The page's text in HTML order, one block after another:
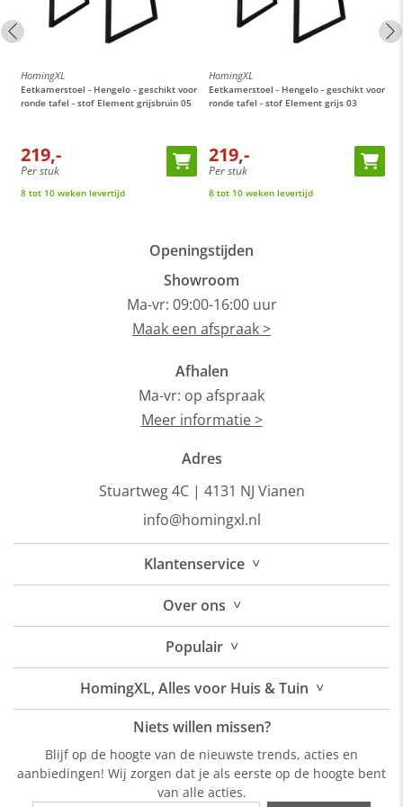
HomingXL
Eetkamerstoel - Hengelo - geschikt voor
ronde tafel - stof Element grijsbruin 05
219,-
Per stuk
8 tot 10 weken levertijd
HomingXL
Eetkamerstoel - Hengelo - geschikt voor
ronde tafel - stof Element grijs 03
219,-
Per stuk
8 tot 10 weken levertijd
Openingstijden
Showroom
Ma-vr: 09:00-16:00 uur
Maak een afspraak >
Afhalen
Ma-vr: op afspraak
Meer informatie >
Adres
Stuartweg 4C | 4131 NJ Vianen
info@homingxl.nl
Klantenservice ˅
Overons ˅
Populair ˅
HomingXL, Alles voor Huis & Tuin ˅
Niets willen missen?
Blijf op de hoogte van de nieuwste trends, acties en
aanbiedingen! Wij zorgen dat je als eerste op de hoogte bent
van alle acties.